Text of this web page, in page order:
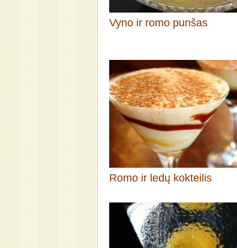
Vyno ir romo punšas
Romo ir ledų kokteilis